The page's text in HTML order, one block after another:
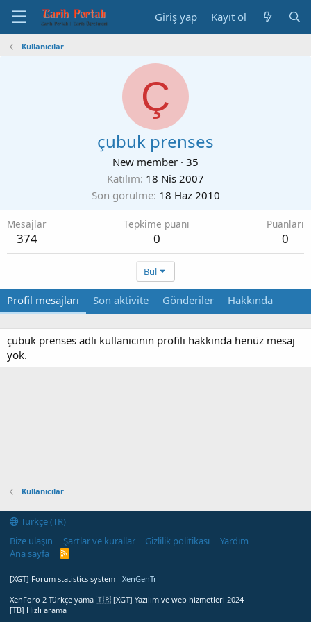
Giriş yap Kayıt ol
Kullanıcılar
Ç
çubuk prenses
New member · 35
Katılım 18 Nis 2007
Son görülme 18 Haz 2010
Mesajlar
374
Tepkime puanı
0
Puanları
0
Bul
Profil mesajları Son aktivite Gönderiler Hakkında
çubuk prenses adlı kullanıcının profili hakkında henüz mesaj
yok.
Kullanıcılar
Türkçe (TR)
Bize ulaşın
Şartlar ve kurallar Gizlilik politikası
Yardım
Ana sayfa
R
[XGT] Forum statistics system - XenGenTr
XenForo 2 Türkçe yama 🇹🇷 [XGT] Yazılım ve web hizmetleri 2024
[TB] Hızlı arama